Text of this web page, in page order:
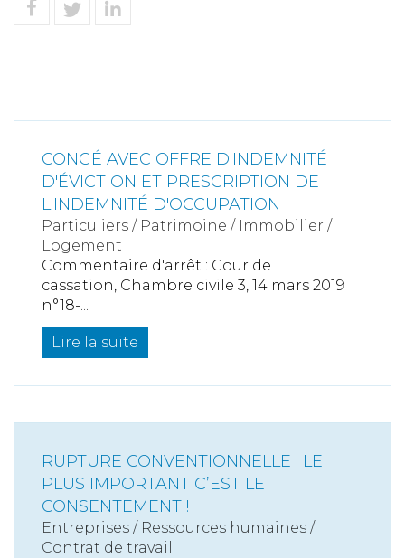
CONGÉ AVEC OFFRE D'INDEMNITÉ
D'ÉVICTION ET PRESCRIPTION DE
L'INDEMNITÉ D'OCCUPATION
Particuliers / Patrimoine / Immobilier /
Logement
Commentaire d'arrêt : Cour de
cassation, Chambre civile 3, 14 mars 2019
n°18-...
Lire la suite
RUPTURE CONVENTIONNELLE : LE
PLUS IMPORTANT C’EST LE
CONSENTEMENT !
Entreprises / Ressources humaines /
Contrat de travail